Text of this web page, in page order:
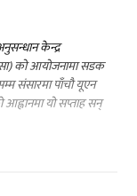
केन्द्र
को आयोजनामा सडक
संसारमा पाँचौ यूएन
यो सप्ताह सन्